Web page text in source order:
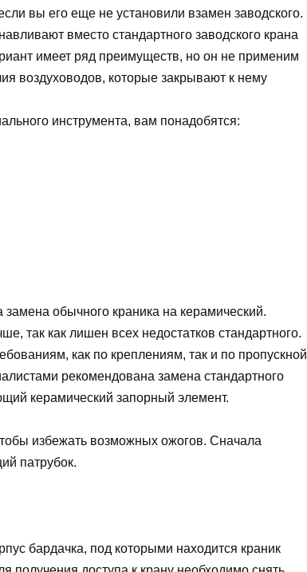
вы его еще не установили взамен заводского.
вместо стандартного заводского крана
имеет ряд преимуществ, но он не применим
воздуховодов, которые закрывают к нему
инструмента, вам понадобятся:
обычного краника на керамический.
так как лишен всех недостатков стандартного.
как по креплениям, так и по пропускной
рекомендована замена стандартного
керамический запорный элемент.
избежать возможных ожогов. Сначала
патрубок.
бардачка, под которыми находится краник